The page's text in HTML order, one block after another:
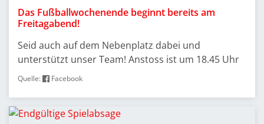
Das Fußballwochenende beginnt bereits am
Freitagabend!
Seid auch auf dem Nebenplatz dabei und
unterstützt unser Team! Anstoss ist um 18.45 Uhr
Quelle: Facebook